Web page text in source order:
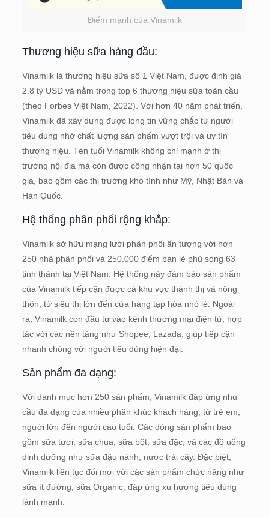
Điểm mạnh của Vinamilk
Thương hiệu sữa hàng đầu:
Vinamilk là thương hiệu sữa số 1 Việt Nam, được định giá
2.8 tỷ USD và nằm trong top 6 thương hiệu sữa toàn cầu
(theo Forbes Việt Nam, 2022). Với hơn 40 năm phát triển,
Vinamilk đã xây dựng được lòng tin vững chắc từ người
tiêu dùng nhờ chất lượng sản phẩm vượt trội và uy tín
thương hiệu. Tên tuổi Vinamilk không chỉ mạnh ở thị
trường nội địa mà còn được công nhận tại hơn 50 quốc
gia, bao gồm các thị trường khó tính như Mỹ, Nhật Bản và
Hàn Quốc.
Hệ thống phân phối rộng khắp:
Vinamilk sở hữu mạng lưới phân phối ấn tượng với hơn
250 nhà phân phối và 250.000 điểm bán lẻ phủ sóng 63
tỉnh thành tại Việt Nam. Hệ thống này đảm bảo sản phẩm
của Vinamilk tiếp cận được cả khu vực thành thị và nông
thôn, từ siêu thị lớn đến cửa hàng tạp hóa nhỏ lẻ. Ngoài
ra, Vinamilk còn đầu tư vào kênh thương mại điện tử, hợp
tác với các nền tảng như Shopee, Lazada, giúp tiếp cận
nhanh chóng với người tiêu dùng hiện đại.
Sản phẩm đa dạng:
Với danh mục hơn 250 sản phẩm, Vinamilk đáp ứng nhu
cầu đa dạng của nhiều phân khúc khách hàng, từ trẻ em,
người lớn đến người cao tuổi. Các dòng sản phẩm bao
gồm sữa tươi, sữa chua, sữa bột, sữa đặc, và các đồ uống
dinh dưỡng như sữa đậu nành, nước trái cây. Đặc biệt,
Vinamilk liên tục đổi mới với các sản phẩm chức năng như
sữa ít đường, sữa Organic, đáp ứng xu hướng tiêu dùng
lành mạnh.